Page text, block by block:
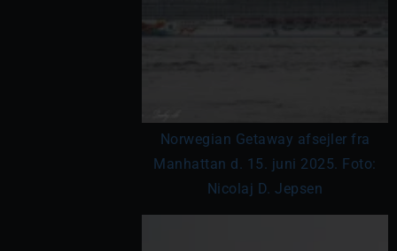
Norwegian Getaway afsejler fra
Manhattan d. 15. juni 2025. Foto:
Nicolaj D. Jepsen